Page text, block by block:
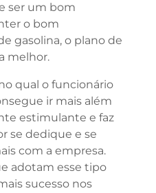
ser um bom
o bom
gasolina, o plano de
melhor.
qual o funcionário
ir mais além
estimulante e faz
se dedique e se
com a empresa.
adotam esse tipo
sucesso nos